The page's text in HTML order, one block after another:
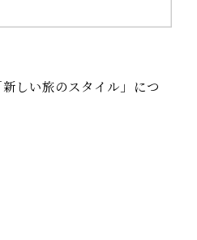
しい旅のスタイル」につ